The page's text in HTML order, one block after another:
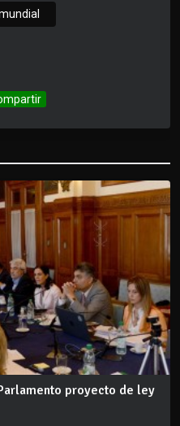
proyecto de ley